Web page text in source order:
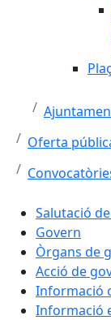
Oferta
Salutació
Govern
Òrgans de
Acció de
Informació
Informació